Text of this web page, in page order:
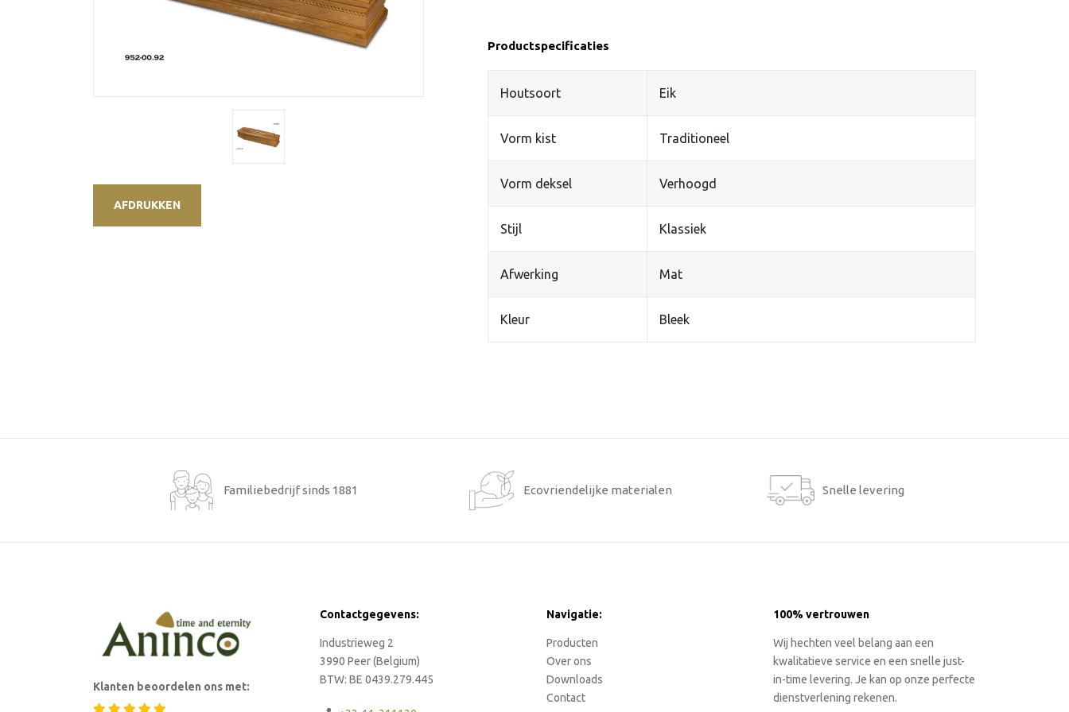
AFDRUKKEN
Productspecificaties
Houtsoort Eik
Vorm kist Traditioneel
Vorm deksel Verhoogd
Stijl Klassiek
Afwerking Mat
Kleur Bleek
Familiebedrijf sinds 1881 Ecovriendelijke materialen Snelle levering
Klanten beoordelen ons met:
Contactgegevens:
Industrieweg 2
3990 Peer (Belgium)
BTW: BE 0439.279.445
Navigatie:
Producten
Over ons
Downloads
Contact
100% vertrouwen
Wij hechten veel belang aan een
kwalitatieve service en een snelle just-
in-time levering. Je kan op onze perfecte
dienstverlening rekenen.